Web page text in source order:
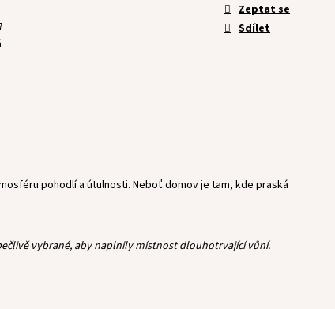
Zeptat se
Sdílet
pohodlí a útulnosti. Neboť domov je tam, kde praská
vybrané, aby naplnily místnost dlouhotrvající vůní.